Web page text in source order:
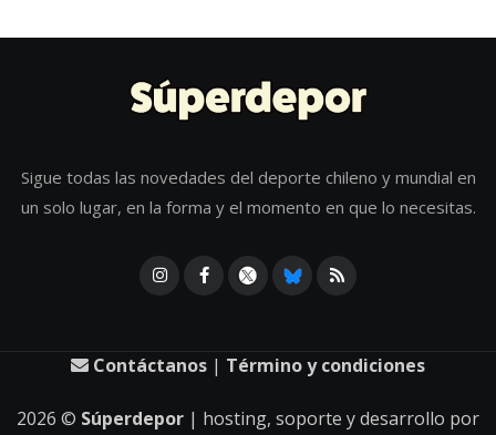
Sigue todas las novedades del deporte chileno y mundial en
un solo lugar, en la forma y el momento en que lo necesitas.
Contáctanos | Término y condiciones
2026 © Súperdepor | hosting, soporte y desarrollo por